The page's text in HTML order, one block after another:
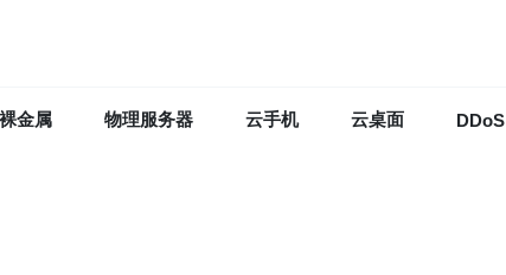
裸金属 物理服务器 云手机 云桌面 DDoS